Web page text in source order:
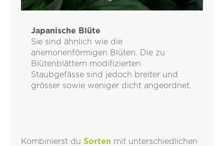
Japanische Blüte
Sie sind ähnlich wie die
anemonenförmigen Blüten. Die zu
Blütenblättern modifizierten
Staubgefässe sind jedoch breiter und
grösser sowie weniger dicht angeordnet.
Kombinierst duSorten mit unterschiedlichen